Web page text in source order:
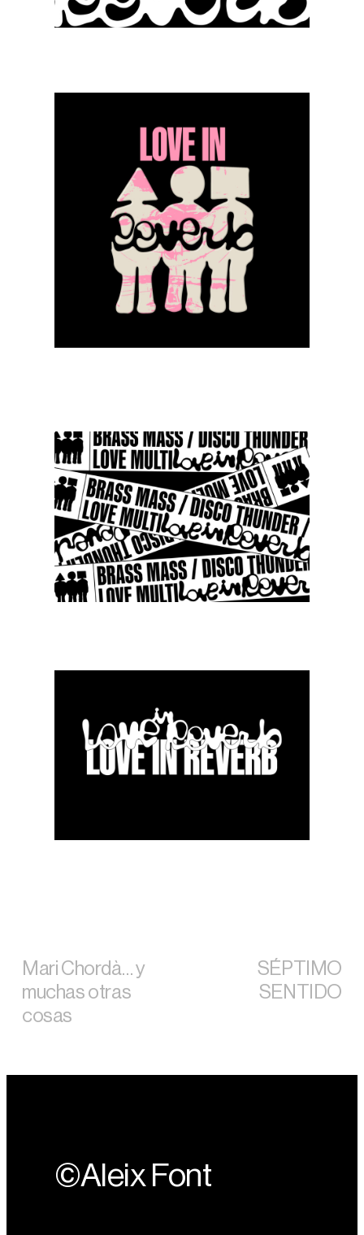
Mari Chordà… y
muchas otras
cosas
SÉPTIMO
SENTIDO
©Aleix Font